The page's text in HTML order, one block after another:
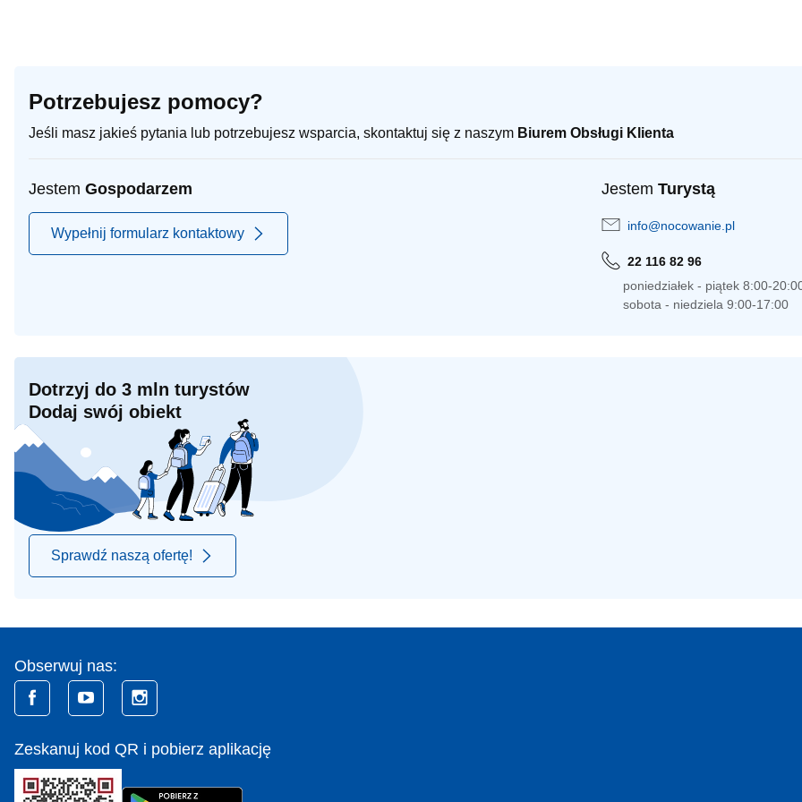
Potrzebujesz pomocy?
Jeśli masz jakieś pytania lub potrzebujesz wsparcia, skontaktuj się z naszym Biurem Obsługi Klienta
Jestem Gospodarzem
Wypełnij formularz kontaktowy
Jestem Turystą
info@nocowanie.pl
22 116 82 96
poniedziałek - piątek 8:00-
sobota - niedziela 9:00-17:00
Dotrzyj do 3 mln turystów
Dodaj swój obiekt
Sprawdź naszą ofertę!
Obserwuj nas:
Zeskanuj kod QR i pobierz aplikację